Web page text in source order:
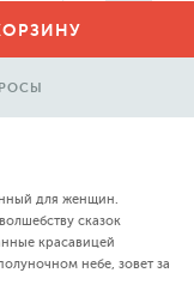
для женщин.
сказок
красавицей
небе, зовет за